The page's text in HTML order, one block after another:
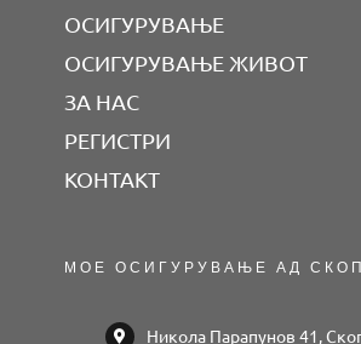
ОСИГУРУВАЊЕ
ОСИГУРУВАЊЕ ЖИВОТ
ЗА НАС
РЕГИСТРИ
КОНТАКТ
МОЕ ОСИГУРУВАЊЕ АД
Никола Парапунов 41,